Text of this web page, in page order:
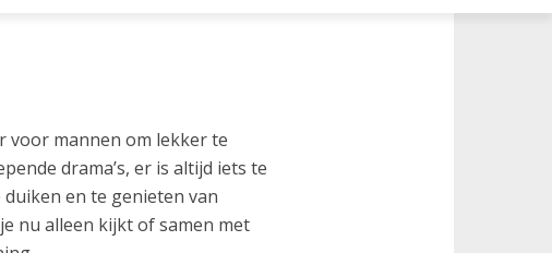
voor mannen om lekker te
drama’s, er is altijd iets te
en te genieten van
nu alleen kijkt of samen met